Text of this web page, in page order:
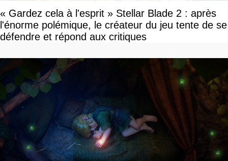
« Gardez cela à l'esprit » Stellar Blade 2 : après
l'énorme polémique, le créateur du jeu tente de se
défendre et répond aux critiques